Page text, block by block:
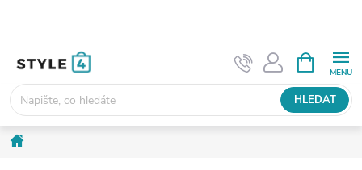
HLEDAT
NÁKUPNÍ
KOŠÍK
Domů